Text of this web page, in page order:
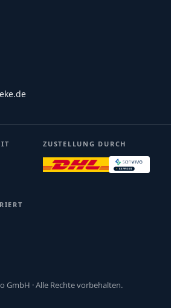
ZUSTELLUNG DURCH
GmbH · Alle Rechte vorbehalten.